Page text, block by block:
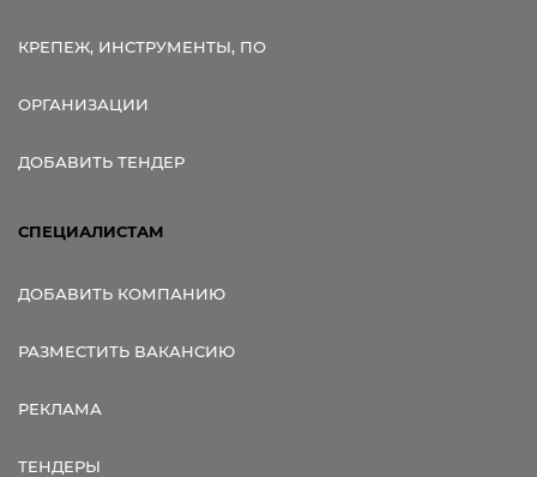
КРЕПЕЖ, ИНСТРУМЕНТЫ, ПО
ОРГАНИЗАЦИИ
ДОБАВИТЬ ТЕНДЕР
СПЕЦИАЛИСТАМ
ДОБАВИТЬ КОМПАНИЮ
РАЗМЕСТИТЬ ВАКАНСИЮ
РЕКЛАМА
ТЕНДЕРЫ